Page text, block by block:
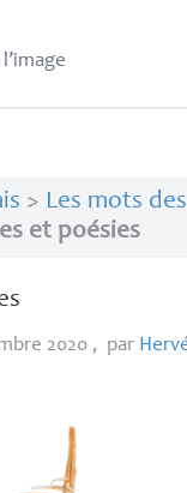
> Les mots
et poésies
2020 , par